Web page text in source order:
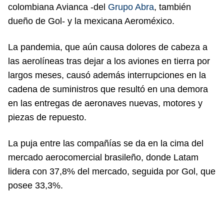
colombiana Avianca -del Grupo Abra, también
dueño de Gol- y la mexicana Aeroméxico.
La pandemia, que aún causa dolores de cabeza a
las aerolíneas tras dejar a los aviones en tierra por
largos meses, causó además interrupciones en la
cadena de suministros que resultó en una demora
en las entregas de aeronaves nuevas, motores y
piezas de repuesto.
La puja entre las compañías se da en la cima del
mercado aerocomercial brasileño, donde Latam
lidera con 37,8% del mercado, seguida por Gol, que
posee 33,3%.